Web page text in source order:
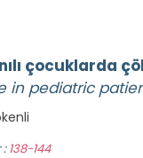
çocuklarda
in pediatric
:138-144